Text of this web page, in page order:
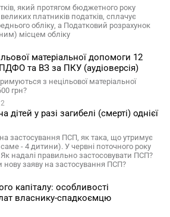
який протягом бюджетного року
платників податків, сплачує
обліку, а Податковий розрахунок
місцем обліку
матеріальної допомоги 12
ПДФО та ВЗ за ПКУ (аудіоверсія)
з нецільової матеріальної
грн?
2
у разі загибелі (смерті) однієї
застосування ПСП, як така, що утримує
- 4 дитини). У червні поточного року
надалі правильно застосовувати ПСП?
заяву на застосування ПСП?
капіталу: особливості
власнику-спадкоємцю